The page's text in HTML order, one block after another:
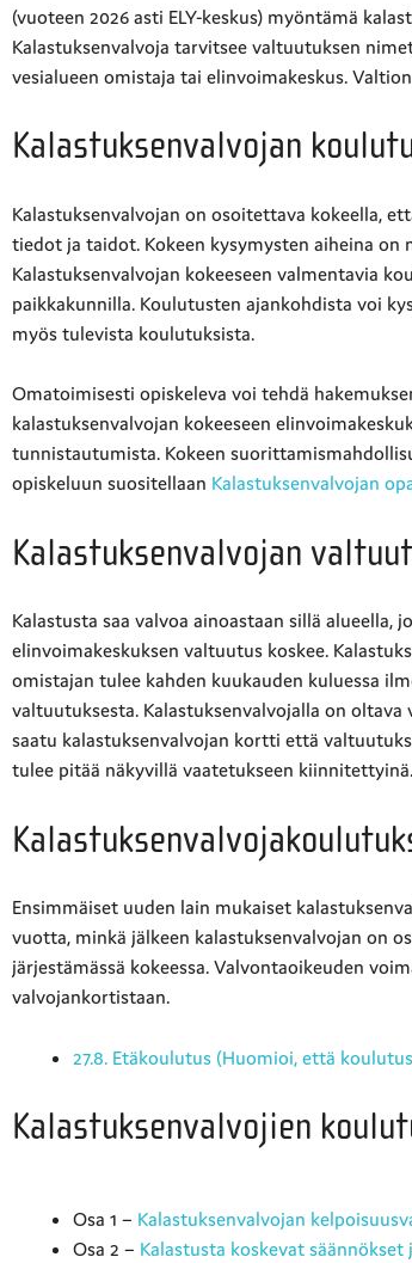
(vuoteen 2026 asti ELY-keskus) myöntämä
Kalastuksenvalvoja tarvitsee valtuutuksen
vesialueen omistaja tai elinvoimakeskus.
Kalastuksenvalvojan
Kalastuksenvalvojan on osoitettava kokeella,
tiedot ja taidot. Kokeen kysymysten aiheina on
Kalastuksenvalvojan kokeeseen valmentavia
paikkakunnilla. Koulutusten ajankohdista voi
myös tulevista koulutuksista.
Omatoimisesti opiskeleva voi tehdä
kalastuksenvalvojan kokeeseen
tunnistautumista. Kokeen
opiskeluun suositellaan Kalastuksenvalvojan
Kalastuksenvalvojan
Kalastusta saa valvoa ainoastaan sillä alueella,
elinvoimakeskuksen valtuutus koskee.
omistajan tulee kahden kuukauden kuluessa
valtuutuksesta. Kalastuksenvalvojalla on
saatu kalastuksenvalvojan kortti että
tulee pitää näkyvillä vaatetukseen kiinnitettyinä.
Ensimmäiset uuden lain mukaiset
vuotta, minkä jälkeen kalastuksenvalvojan on
järjestämässä kokeessa. Valvontaoikeuden
valvojankortistaan.
27.8. Etäkoulutus (Huomioi, että
Kalastuksenvalvojien
Osa 1 – Kalastuksenvalvojan
Osa 2 – Kalastusta koskevat